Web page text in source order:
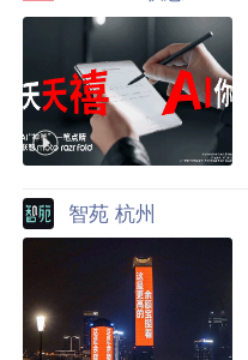
智苑 杭州